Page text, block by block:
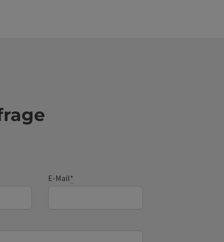
E-Mail*